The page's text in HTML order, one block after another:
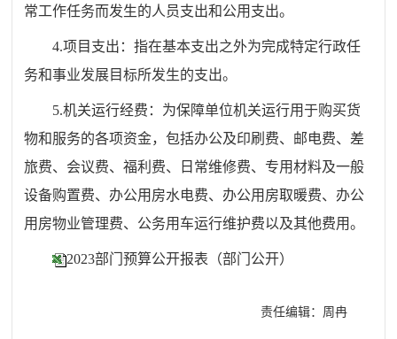
常工作任务而发生的人员支出和公用支出。
4.项目支出：指在基本支出之外为完成特定行政任
务和事业发展目标所发生的支出。
5.机关运行经费：为保障单位机关运行用于购买货
物和服务的各项资金，包括办公及印刷费、邮电费、差
旅费、会议费、福利费、日常维修费、专用材料及一般
设备购置费、办公用房水电费、办公用房取暖费、办公
用房物业管理费、公务用车运行维护费以及其他费用。
2023部门预算公开报表（部门公开）
责任编辑：周冉